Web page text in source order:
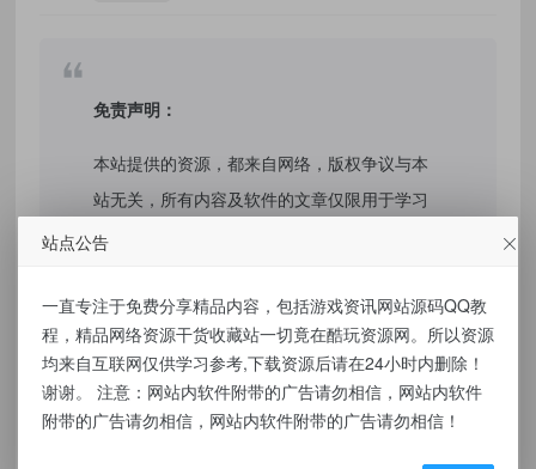
免责声明：
本站提供的资源，都来自网络，版权争议与本
站无关，所有内容及软件的文章仅限用于学习
和研究目的。不得将上述内容用于商业或者非
保证内容的长久可用性，通过使用本站内容随
之而来的风险与本站无关，您必须在下载后的
24个小时之内，从您的电脑/手机中彻底删除上
述内容。如果您喜欢该程序，请支持正版软
站点公告
一直专注于免费分享精品内容，包括游戏资讯网站源码QQ教
程，精品网络资源干货收藏站一切竟在酷玩资源网。所以资源
均来自互联网仅供学习参考,下载资源后请在24小时内删除！
谢谢。 注意：网站内软件附带的广告请勿相信，网站内软件
附带的广告请勿相信，网站内软件附带的广告请勿相信！